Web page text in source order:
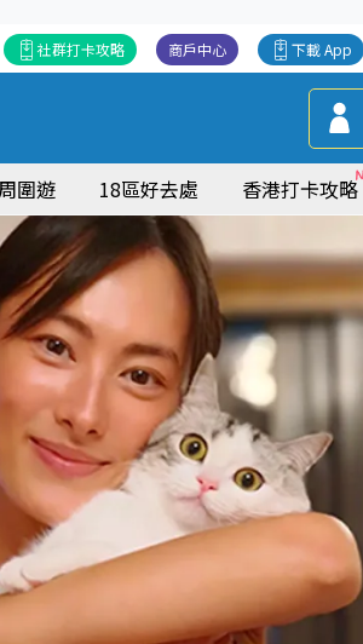
下載 App
商戶中心
社群打卡攻略
圍遊 18區好去處 香港打卡攻略